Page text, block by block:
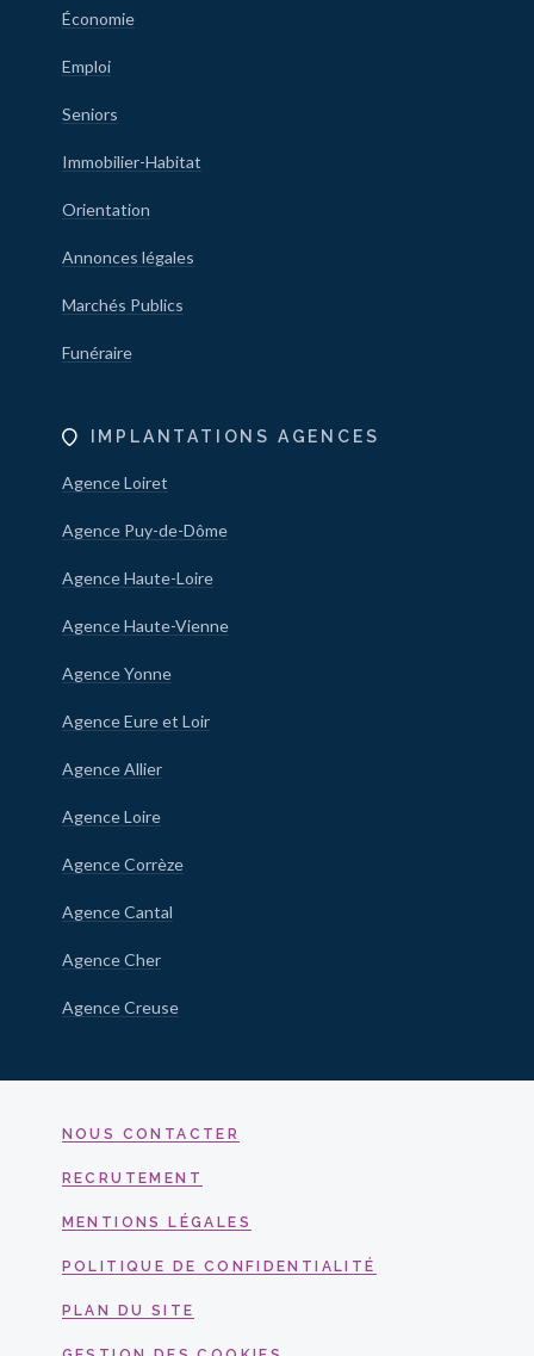
Économie
Emploi
Seniors
Immobilier-Habitat
Orientation
Annonces légales
Marchés Publics
Funéraire
IMPLANTATIONS AGENCES
Agence Loiret
Agence Puy-de-Dôme
Agence Haute-Loire
Agence Haute-Vienne
Agence Yonne
Agence Eure et Loir
Agence Allier
Agence Loire
Agence Corrèze
Agence Cantal
Agence Cher
Agence Creuse
NOUS CONTACTER
RECRUTEMENT
MENTIONS LÉGALES
POLITIQUE DE CONFIDENTIALITÉ
PLAN DU SITE